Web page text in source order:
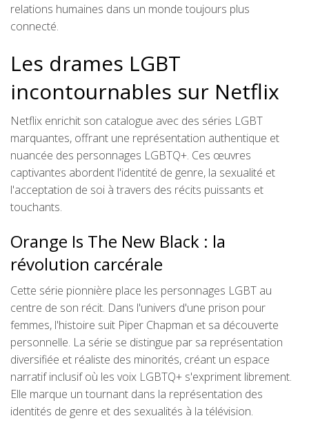
relations humaines dans un monde toujours plus
connecté.
Les drames LGBT
incontournables sur Netflix
Netflix enrichit son catalogue avec des séries LGBT
marquantes, offrant une représentation authentique et
nuancée des personnages LGBTQ+. Ces œuvres
captivantes abordent l'identité de genre, la sexualité et
l'acceptation de soi à travers des récits puissants et
touchants.
Orange Is The New Black : la
révolution carcérale
Cette série pionnière place les personnages LGBT au
centre de son récit. Dans l'univers d'une prison pour
femmes, l'histoire suit Piper Chapman et sa découverte
personnelle. La série se distingue par sa représentation
diversifiée et réaliste des minorités, créant un espace
narratif inclusif où les voix LGBTQ+ s'expriment librement.
Elle marque un tournant dans la représentation des
identités de genre et des sexualités à la télévision.